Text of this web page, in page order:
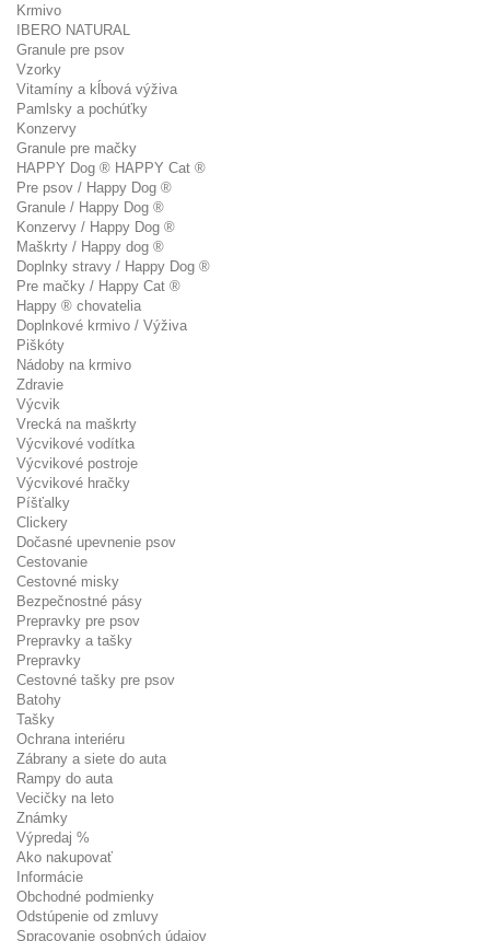
Krmivo
IBERO NATURAL
Granule pre psov
Vzorky
Vitamíny a kĺbová výživa
Pamlsky a pochúťky
Konzervy
Granule pre mačky
HAPPY Dog ® HAPPY Cat ®
Pre psov / Happy Dog ®
Granule / Happy Dog ®
Konzervy / Happy Dog ®
Maškrty / Happy dog ®
Doplnky stravy / Happy Dog ®
Pre mačky / Happy Cat ®
Happy ® chovatelia
Doplnkové krmivo / Výživa
Piškóty
Nádoby na krmivo
Zdravie
Výcvik
Vrecká na maškrty
Výcvikové vodítka
Výcvikové postroje
Výcvikové hračky
Píšťalky
Clickery
Dočasné upevnenie psov
Cestovanie
Cestovné misky
Bezpečnostné pásy
Prepravky pre psov
Prepravky a tašky
Prepravky
Cestovné tašky pre psov
Batohy
Tašky
Ochrana interiéru
Zábrany a siete do auta
Rampy do auta
Vecičky na leto
Známky
Výpredaj %
Ako nakupovať
Informácie
Obchodné podmienky
Odstúpenie od zmluvy
Spracovanie osobných údajov